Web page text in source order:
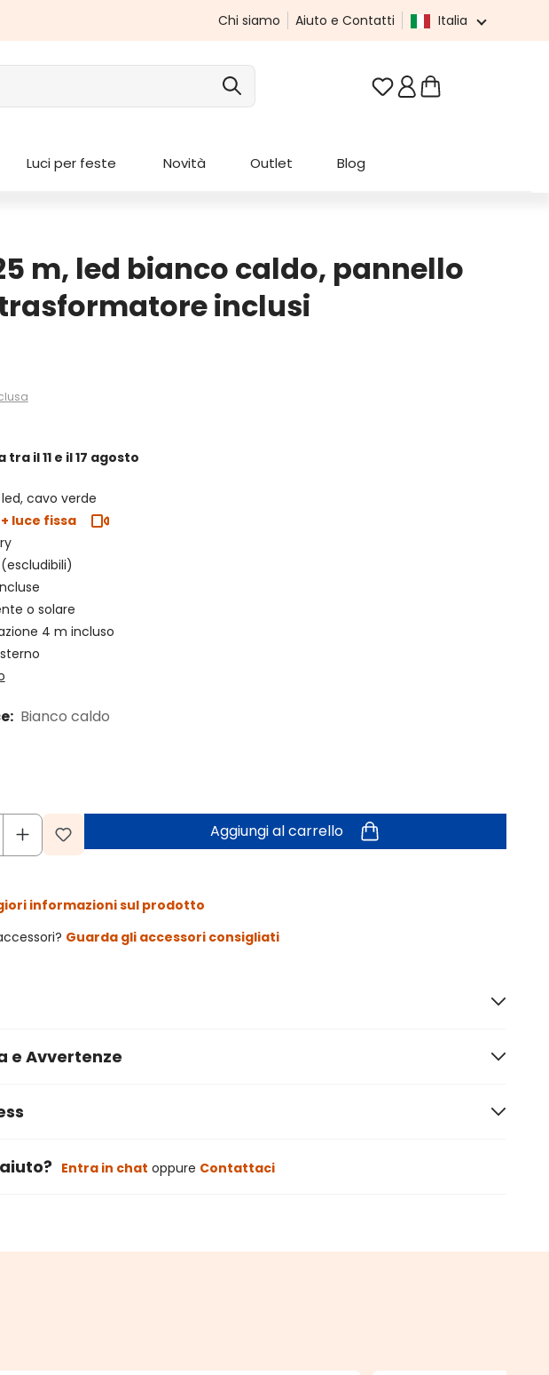
Chi siamo Aiuto e Contatti Italia
Hai 0 articoli nella
Luci per feste Novità Outlet Blog
m, led bianco caldo, pannello
inclusi
tra il 11 e il 17 agosto
cavo verde
luce fissa
o solare
4 m incluso
Bianco caldo
Aggiungi al carrello
informazioni sul prodotto
Guarda gli accessori consigliati
e Avvertenze
Entra in chat oppure Contattaci